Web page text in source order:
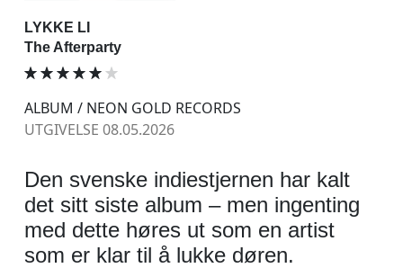
LYKKE LI
The Afterparty
ALBUM / NEON GOLD RECORDS
UTGIVELSE 08.05.2026
Den svenske indiestjernen har kalt
det sitt siste album – men ingenting
med dette høres ut som en artist
som er klar til å lukke døren.